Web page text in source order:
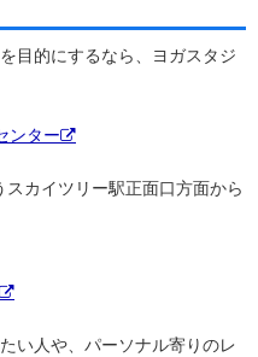
目的にするなら、ヨガスタジ
ンター
カイツリー駅正面口方面から
い人や、パーソナル寄りのレ